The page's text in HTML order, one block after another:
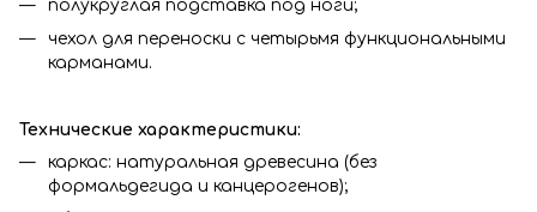
полукруглая подставка под ноги;
чехол для переноски с четырьмя функциональными
карманами.
Технические характеристики:
каркас: натуральная древесина (без
формальдегида и канцерогенов);